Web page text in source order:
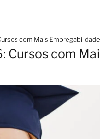
com Mais
Cursos com